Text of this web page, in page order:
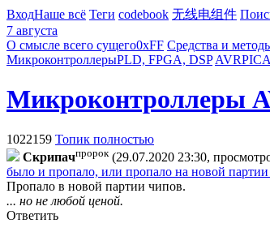
ВходНаше всё Теги codebook 无线电组件
7 августа
О смысле всего сущего0xFF Средства и
МикроконтроллерыPLD, FPGA, DSP AVRPIC
Микроконтроллеры
1022159 Топик полностью
Cкpипaчпророк (29.07.2020 23:30,
было и пропало, или пропало на новой
Пропало в новой партии чипов.
... но не любой ценой.
Ответить